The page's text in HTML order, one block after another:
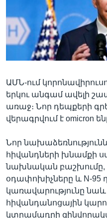
Լեզուներ
ԱՄՆ-ում
երկու անգամ ավելի
առաջ։ Նոր դեպքերի
վերագրվում է omicron
Նոր
հիվանդների խնամքի
նախնական բաշխումը,
օդափոխիչները և N-95
կառավարությունը
հիվանդանոցային
կտրամադրի